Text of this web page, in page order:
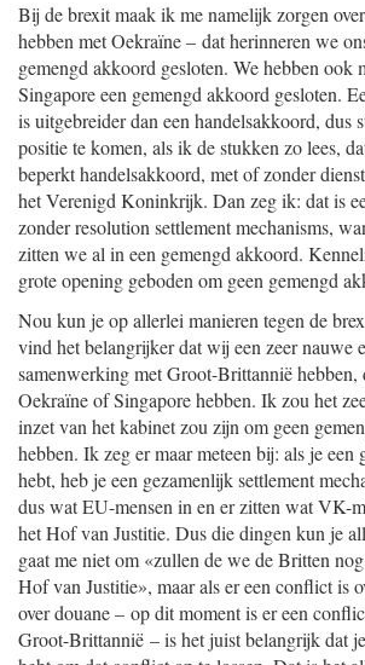
Bij de brexit maak ik me namelijk zorgen
hebben met Oekraïne – dat herinneren we
gemengd akkoord gesloten. We hebben ook
Singapore een gemengd akkoord gesloten.
is uitgebreider dan een handelsakkoord, dus
positie te komen, als ik de stukken zo lees,
beperkt handelsakkoord, met of zonder
het Verenigd Koninkrijk. Dan zeg ik: dat is
zonder resolution settlement mechanisms,
zitten we al in een gemengd akkoord.
grote opening geboden om geen gemengd
Nou kun je op allerlei manieren tegen de
vind het belangrijker dat wij een zeer nauwe
samenwerking met Groot-Brittannië
Oekraïne of Singapore hebben. Ik zou het
inzet van het kabinet zou zijn om geen
hebben. Ik zeg er maar meteen bij: als je een
hebt, heb je een gezamenlijk settlement
dus wat EU-mensen in en er zitten wat VK-
het Hof van Justitie. Dus die dingen kun je
gaat me niet om «zullen de we de Britten
Hof van Justitie», maar als er een conflict is
over douane – op dit moment is er een
Groot-Brittannië – is het juist belangrijk dat